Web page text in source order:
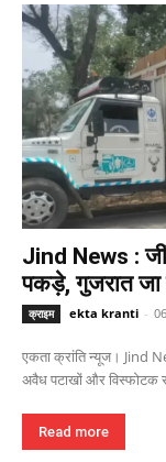
Jind News :
पकड़े, गुजरात जा
क्राइम ekta kranti -
एकता क्रांति न्यूज। Jind
अवैध पटाखों और विस्फोटक
Read more